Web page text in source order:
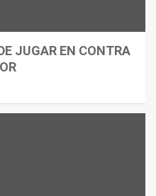
JUGAR EN CONTRA